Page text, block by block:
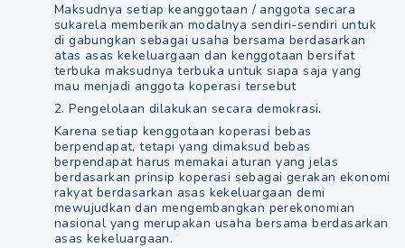
Maksudnya setiap keanggotaan / anggota secara
sukarela memberikan modalnya sendiri-sendiri untuk
di gabungkan sebagai usaha bersama berdasarkan
atas asas kekeluargaan dan kenggotaan bersifat
terbuka maksudnya terbuka untuk siapa saja yang
mau menjadi anggota koperasi tersebut
2. Pengelolaan dilakukan secara demokrasi.
Karena setiap kenggotaan koperasi bebas
berpendapat, tetapi yang dimaksud bebas
berpendapat harus memakai aturan yang jelas
berdasarkan prinsip koperasi sebagai gerakan ekonomi
rakyat berdasarkan asas kekeluargaan demi
mewujudkan dan mengembangkan perekonomian
nasional yang merupakan usaha bersama berdasarkan
asas kekeluargaan.